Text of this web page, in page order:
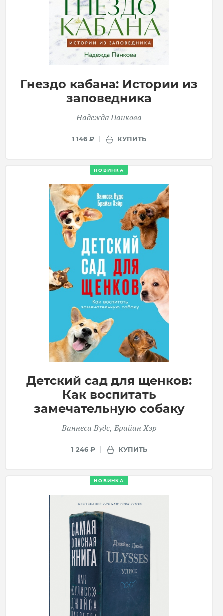
Гнездо кабана: Истории из
заповедника
Надежда Панкова
1 146 ₽ КУПИТЬ
НОВИНКА
Детский сад для щенков:
Как воспитать
замечательную собаку
Ваннеса Вудс Брайан Хэр
1 246 ₽ КУПИТЬ
НОВИНКА